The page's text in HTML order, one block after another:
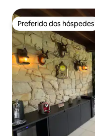
Preferido dos hóspedes
Preferido dos hóspedes